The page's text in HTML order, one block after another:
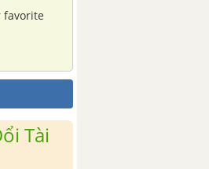
favorite
Tài